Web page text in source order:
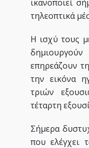
ικανοποιεί
τηλεοπτικά
Η ισχύ τους
επηρεάζουν
την εικόνα
τριών
τέταρτη
Σήμερα
που ελέγχει